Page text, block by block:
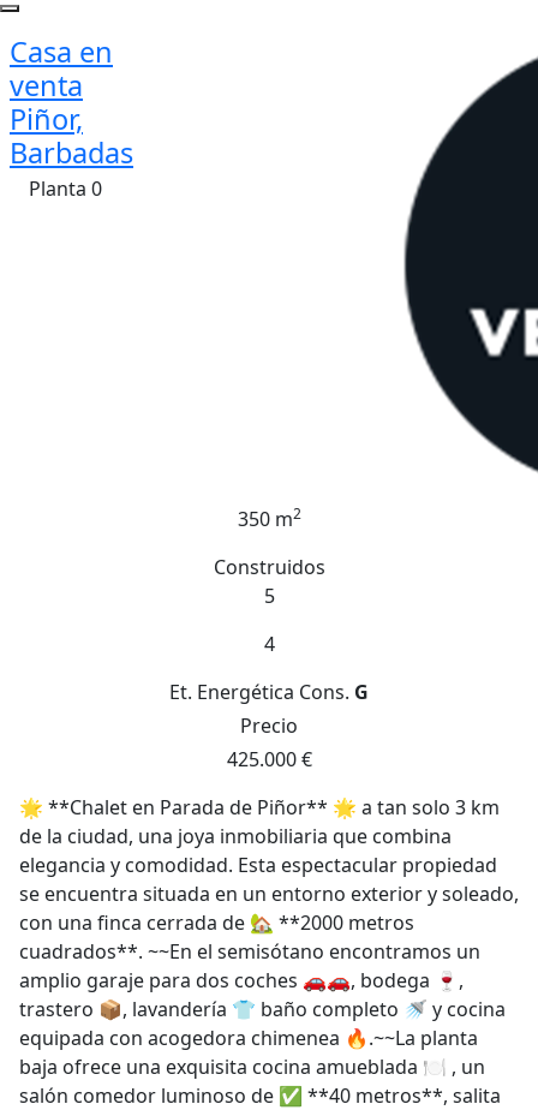
Casa en
venta
Piñor,
Barbadas
Planta 0
350 m2
Construidos
5
4
Et. Energética Cons. G
Precio
425.000 €
🌟 **Chalet en Parada de Piñor** 🌟 a tan solo 3 km
de la ciudad, una joya inmobiliaria que combina
elegancia y comodidad. Esta espectacular propiedad
se encuentra situada en un entorno exterior y soleado,
con una finca cerrada de 🏡 **2000 metros
cuadrados**. ~~En el semisótano encontramos un
amplio garaje para dos coches 🚗🚗, bodega 🍷,
trastero 📦, lavandería 👕 baño completo 🚿 y cocina
equipada con acogedora chimenea 🔥.~~La planta
baja ofrece una exquisita cocina amueblada 🍽️ , un
salón comedor luminoso de ✅ **40 metros**, salita